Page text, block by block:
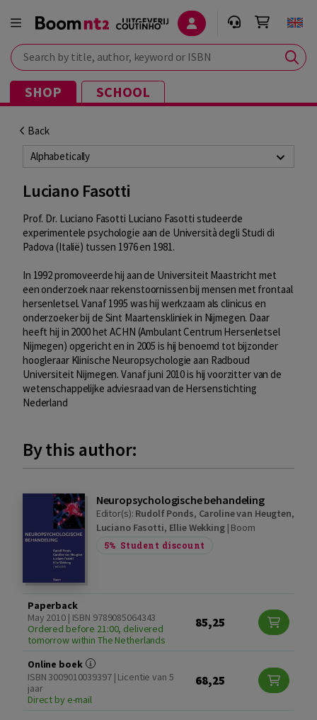
Search by title, author, keyword or ISBN
SHOP SCHOOL
Back
Alphabetically
Luciano Fasotti
Prof. Dr. Luciano Fasotti Luciano Fasotti studeerde
experimentele psychologie aan de Università degli Studi di
Padova (Italië) tussen 1976 en 1981.
In 1992 promoveerde hij aan de Universiteit Maastricht met
een onderzoek naar rekenstoornissen bij mensen met frontaal
hersenletsel. Vanaf 1995 was hij werkzaam als clinicus en
onderzoeker bij de Sint Maartenskliniek in Nijmegen. Daar
heeft hij in 2000 het ACHN (Ambulant Centrum Hersenletsel
Nijmegen) opgericht en in 2005 is hij benoemd tot bijzonder
hoogleraar Klinische Neuropsychologie aan Radboud
Universiteit Nijmegen. Vanaf juni 2010 is hij voorzitter van de
wetenschappelijke adviesraad van de Hersenstichting
Nederland
By this author:
Neuropsychologische behandeling
Editor(s): Rudolf Ponds, Caroline van Heugten,
Luciano Fasotti, Ellie Wekking| Boom
5% Student discount
Paperback
May 2010 | ISBN 9789085064343
Ordered before 21:00, delivered
tomorrow within The Netherlands
85,25
Online boek
ISBN 3009010039397 | Licentie van 5
jaar
Direct by e-mail
68,25